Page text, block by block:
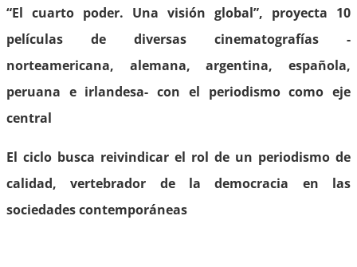
“El cuarto poder. Una visión global”, proyecta 10
películas de diversas cinematografías -
norteamericana, alemana, argentina, española,
peruana e irlandesa- con el periodismo como eje
central
El ciclo busca reivindicar el rol de un periodismo de
calidad, vertebrador de la democracia en las
sociedades contemporáneas